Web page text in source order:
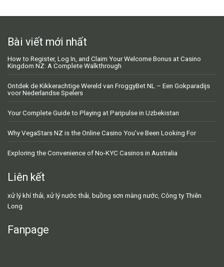
Bài viết mới nhất
How to Register, Log In, and Claim Your Welcome Bonus at Casino
Kingdom NZ: A Complete Walkthrough
Ontdek de Kikkerachtige Wereld van FroggyBet NL – Een Gokparadijs
voor Nederlandse Spelers
Your Complete Guide to Playing at Paripulse in Uzbekistan
Why VegaStars NZ is the Online Casino You’ve Been Looking For
Exploring the Convenience of No-KYC Casinos in Australia
Liên kết
xử lý khí thải, xử lý nước thải, buồng sơn màng nước, Công ty Thiên
Long
Fanpage